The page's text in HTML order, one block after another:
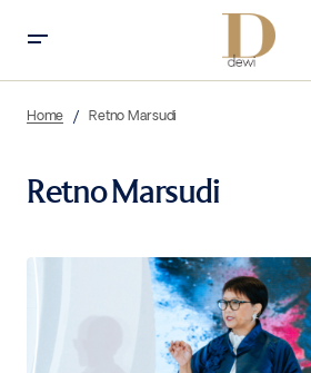
Home Retno Marsudi
Retno Marsudi